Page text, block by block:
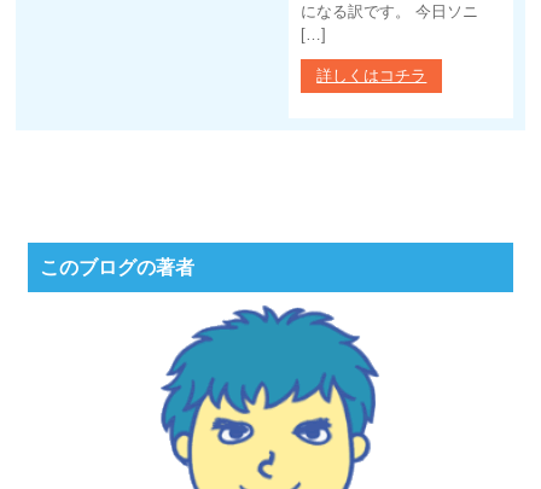
になる訳です。 今日ソニ
[…]
詳しくはコチラ
このブログの著者